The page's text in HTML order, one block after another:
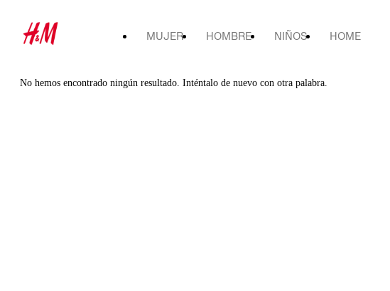
MUJER HOMBRE NIÑOS HOME
No hemos encontrado ningún resultado. Inténtalo de nuevo con otra palabra.